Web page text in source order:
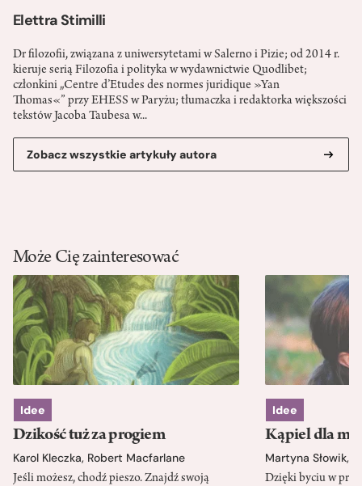
Elettra Stimilli
Dr filozofii, związana z uniwersytetami w Salerno i Pizie; od 2014 r.
kieruje serią Filozofia i polityka w wydawnictwie Quodlibet;
członkini „Centre d’Etudes des normes juridique »Yan
Thomas«” przy EHESS w Paryżu; tłumaczka i redaktorka większości
tekstów Jacoba Taubesa w...
Zobacz wszystkie artykuły autora
Może Cię zainteresować
Idee
Dzikość tuż za progiem
Karol Kleczka, Robert Macfarlane
Jeśli możesz, chodź pieszo. Znajdź swoją
Idee
Kąpiel dla
Martyna Słowik,
Dzięki byciu w